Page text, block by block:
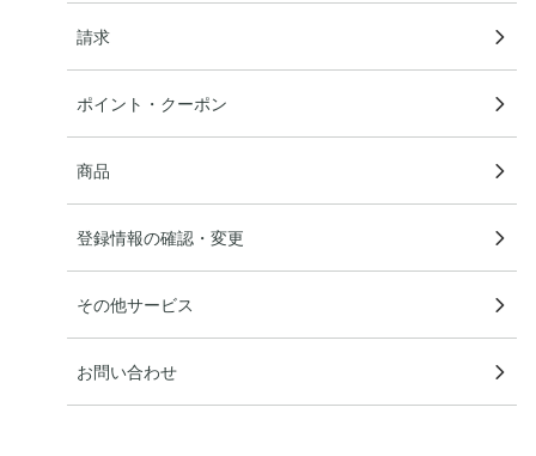
請求
ポイント・クーポン
商品
登録情報の確認・変更
その他サービス
お問い合わせ